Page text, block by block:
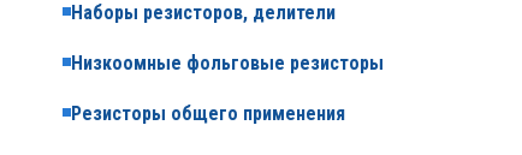
Наборы резисторов, делители
Низкоомные фольговые резисторы
Резисторы общего применения